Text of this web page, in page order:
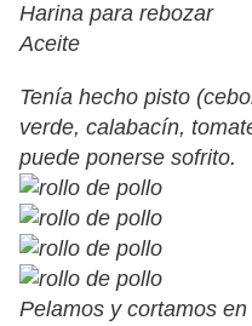
Harina para rebozar
Aceite
Tenía hecho pisto
verde, calabacín,
puede ponerse sofrito.
Pelamos y cortamos